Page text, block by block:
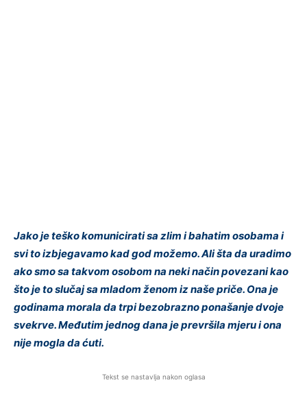
Jako je teško komunicirati sa zlim i bahatim osobama i
svi to izbjegavamo kad god možemo. Ali šta da uradimo
ako smo sa takvom osobom na neki način povezani kao
što je to slučaj sa mladom ženom iz naše priče. Ona je
godinama morala da trpi bezobrazno ponašanje dvoje
svekrve. Međutim jednog dana je prevršila mjeru i ona
nije mogla da ćuti.
Tekst se nastavlja nakon oglasa